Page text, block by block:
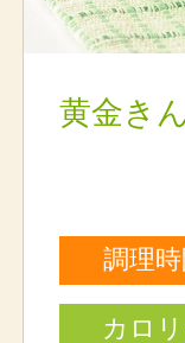
黄金き
調理時
カロ